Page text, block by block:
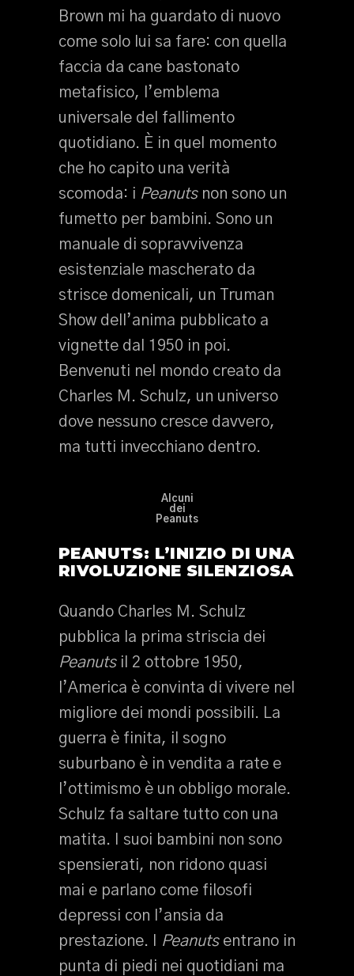
Brown mi ha guardato di nuovo
come solo lui sa fare: con quella
faccia da cane bastonato
metafisico, l’emblema
universale del fallimento
quotidiano. È in quel momento
che ho capito una verità
scomoda: i Peanutsnon sono un
fumetto per bambini. Sono un
manuale di sopravvivenza
esistenziale mascherato da
strisce domenicali, un Truman
Show dell’anima pubblicato a
vignette dal 1950 in poi.
Benvenuti nel mondo creato da
Charles M. Schulz, un universo
dove nessuno cresce davvero,
ma tutti invecchiano dentro.
Alcuni
dei
Peanuts
PEANUTS: L’INIZIO DI UNA
RIVOLUZIONE SILENZIOSA
Quando Charles M. Schulz
pubblica la prima striscia dei
Peanutsil 2 ottobre 1950,
l’America è convinta di vivere nel
migliore dei mondi possibili. La
guerra è finita, il sogno
suburbano è in vendita a rate e
l’ottimismo è un obbligo morale.
Schulz fa saltare tutto con una
matita. I suoi bambini non sono
spensierati, non ridono quasi
mai e parlano come filosofi
depressi con l’ansia da
prestazione. I Peanutsentrano in
punta di piedi nei quotidiani ma